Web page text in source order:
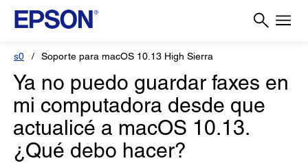
s0 Soporte para macOS 10.13 High Sierra
Ya no puedo guardar faxes en
mi computadora desde que
actualicé a macOS 10.13.
¿Qué debo hacer?